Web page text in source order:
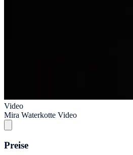
Video
Mira Waterkotte Video
Preise